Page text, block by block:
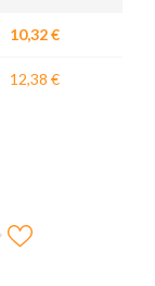
10,32 €
12,38 €